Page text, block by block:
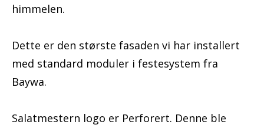
himmelen.
Dette er den største fasaden vi har installert
med standard moduler i festesystem fra
Baywa.
Salatmestern logo er Perforert. Denne ble